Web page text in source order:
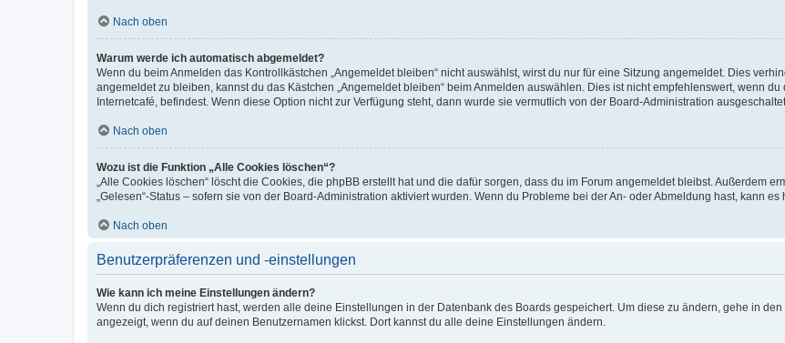
Nach oben
Warum werde ich automatisch abgemeldet?
Wenn du beim Anmelden das Kontrollkästchen „Angemeldet bleiben“ nicht auswählst, wirst du nur für eine Sitzung angemeldet. Dies
angemeldet zu bleiben, kannst du das Kästchen „Angemeldet bleiben“ beim Anmelden auswählen. Dies ist nicht empfehlenswert, wenn
Internetcafé, befindest. Wenn diese Option nicht zur Verfügung steht, dann wurde sie vermutlich von der Board-Administration ausgeschaltet.
Nach oben
Wozu ist die Funktion „Alle Cookies löschen“?
„Alle Cookies löschen“ löscht die Cookies, die phpBB erstellt hat und die dafür sorgen, dass du im Forum angemeldet bleibst. Außerdem
„Gelesen“-Status – sofern sie von der Board-Administration aktiviert wurden. Wenn du Probleme bei der An- oder Abmeldung hast, kann
Nach oben
Benutzerpräferenzen und -einstellungen
Wie kann ich meine Einstellungen ändern?
Wenn du dich registriert hast, werden alle deine Einstellungen in der Datenbank des Boards gespeichert. Um diese zu ändern, gehe in
angezeigt, wenn du auf deinen Benutzernamen klickst. Dort kannst du alle deine Einstellungen ändern.